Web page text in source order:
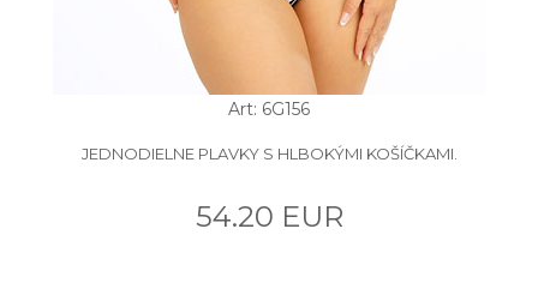
Art: 6G156
JEDNODIELNE PLAVKY S HLBOKÝMI KOŠÍČKAMI.
54.20 EUR